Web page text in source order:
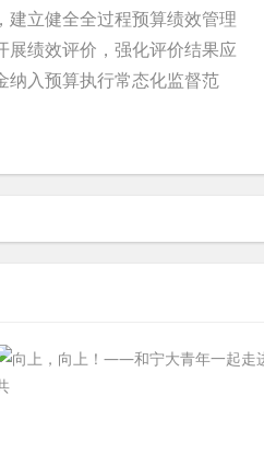
立健全全过程预算绩效管理
绩效评价，强化评价结果应
纳入预算执行常态化监督范